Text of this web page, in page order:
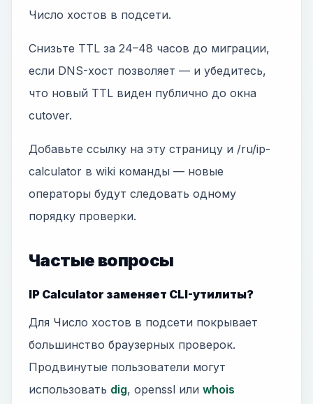
Число хостов в подсети.
Снизьте TTL за 24–48 часов до миграции,
если DNS-хост позволяет — и убедитесь,
что новый TTL виден публично до окна
cutover.
Добавьте ссылку на эту страницу и /ru/ip-
calculator в wiki команды — новые
операторы будут следовать одному
порядку проверки.
Частые вопросы
IP Calculator заменяет CLI-утилиты?
Для Число хостов в подсети покрывает
большинство браузерных проверок.
Продвинутые пользователи могут
использовать dig, openssl или whois